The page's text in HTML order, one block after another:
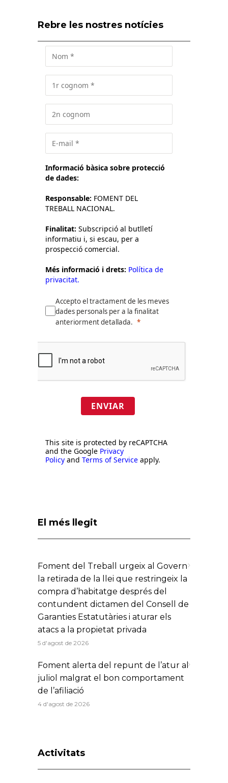
Rebre les nostres notícies
Informació bàsica sobre protecció
de dades:
Responsable: FOMENT DEL
TREBALL NACIONAL.
Finalitat: Subscripció al butlletí
informatiu i, si escau, per a
prospecció comercial.
Més informació i drets: Política de
privacitat.
Accepto el tractament de les meves
dades personals per a la finalitat
anteriorment detallada.
ENVIAR
This site is protected by reCAPTCHA
and the Google Privacy
Policy and Terms of Service apply.
El més llegit
Foment del Treball urgeix al Govern
la retirada de la llei que restringeix la
compra d’habitatge després del
contundent dictamen del Consell de
Garanties Estatutàries i aturar els
atacs a la propietat privada
5 d'agost de 2026
Foment alerta del repunt de l’atur al
juliol malgrat el bon comportament
de l’afiliació
4 d'agost de 2026
Activitats